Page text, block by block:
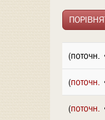
(поточн.
(поточн.
(поточн.